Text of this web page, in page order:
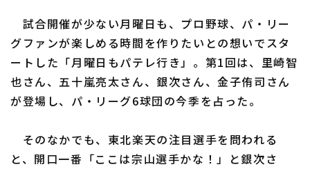
福岡ソフトバンクホークス
試合開催が少ない月曜日も、プロ野球、パ・リー
グファンが楽しめる時間を作りたいとの想いでスタ
ートした「月曜日もパテレ行き」。第1回は、里崎智
也さん、五十嵐亮太さん、銀次さん、金子侑司さん
が登場し、パ・リーグ6球団の今季を占った。
そのなかでも、東北楽天の注目選手を問われる
と、開口一番「ここは宗山選手かな！」と銀次さ